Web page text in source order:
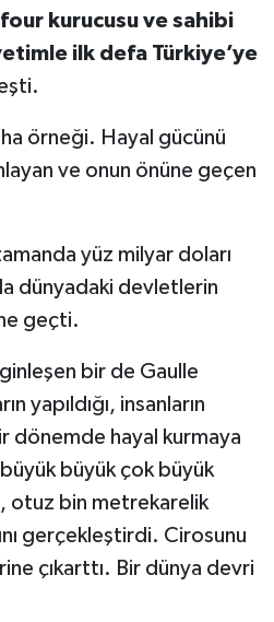
kurucusu ve sahibi
ilk defa Türkiye’ye
örneği. Hayal gücünü
ve onun önüne geçen
yüz milyar doları
dünyadaki devletlerin
geçti.
bir de Gaulle
yapıldığı, insanların
dönemde hayal kurmaya
büyük büyük çok büyük
otuz bin metrekarelik
gerçekleştirdi. Cirosunu
çıkarttı. Bir dünya devri